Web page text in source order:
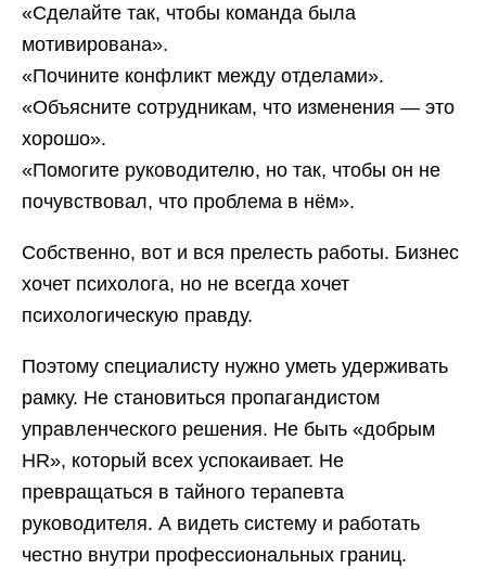
«Сделайте так, чтобы команда была
мотивирована».
«Почините конфликт между отделами».
«Объясните сотрудникам, что изменения — это
хорошо».
«Помогите руководителю, но так, чтобы он не
почувствовал, что проблема в нём».
Собственно, вот и вся прелесть работы. Бизнес
хочет психолога, но не всегда хочет
психологическую правду.
Поэтому специалисту нужно уметь удерживать
рамку. Не становиться пропагандистом
управленческого решения. Не быть «добрым
HR», который всех успокаивает. Не
превращаться в тайного терапевта
руководителя. А видеть систему и работать
честно внутри профессиональных границ.